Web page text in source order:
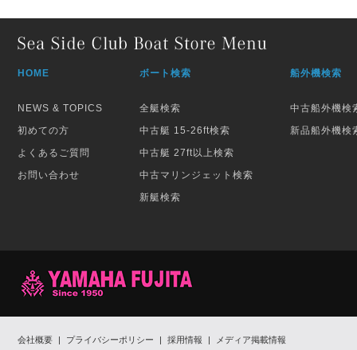
HOME
NEWS & TOPICS
初めての方
よくあるご質問
お問い合わせ
ボート検索
全艇検索
中古艇 15-26ft検索
中古艇 27ft以上検索
中古マリンジェット検索
新艇検索
船外機検索
中古船外機検
新品船外機検
会社概要 | プライバシーポリシー | 採用情報 | メディア掲載情報